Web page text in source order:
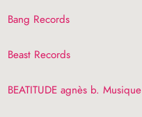
Bang Records
Beast Records
BEATITUDE agnès b. Musique